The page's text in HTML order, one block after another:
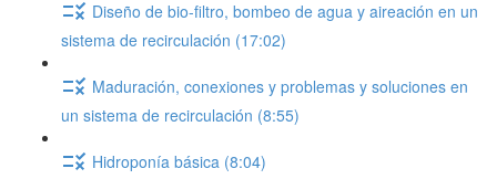
Diseño de bio-filtro, bombeo de agua y aireación en un
sistema de recirculación (17:02)
Maduración, conexiones y problemas y soluciones en
un sistema de recirculación (8:55)
Hidroponía básica (8:04)